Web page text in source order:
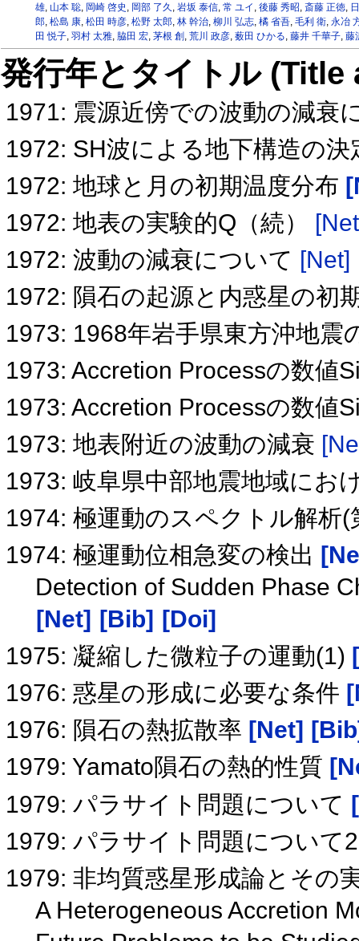
雄, 山本 聡, 岡崎 啓史 , 岡部 了久 , 岩坂 泰信, 常 ユイ , 後藤 秀昭, 斎藤 正徳,
郎, 松島 康, 松田 時彦, 松野 太郎, 林 幹治, 柳川 弘志, 橘 省吾, 毛利 衛, 永冶
田 悦子, 羽村 太雅, 脇田 宏, 茅根 創 , 荒川 政彦, 薮田 ひかる, 藤井 千華子, 藤
発行年とタイトル
1971: 震源近傍での波動の減衰
1972: SH波による地下構造の
1972: 地球と月の初期温度分布
1972: 地表の実験的Q（続）
1972: 波動の減衰について [Net]
1972: 隕石の起源と内惑星の初
1973: 1968年岩手県東方沖地震
1973: Accretion Processの数値
1973: Accretion Processの数値
1973: 地表附近の波動の減衰
1973: 岐阜県中部地震地域にお
1974: 極運動のスペクトル解析
1974: 極運動位相急変の検出
Detection of Sudden Phase
[Net]
[Bib]
[Doi]
1975: 凝縮した微粒子の運動(1)
1976: 惑星の形成に必要な条件
1976: 隕石の熱拡散率 [Net]
1979: Yamato隕石の熱的性質
1979: パラサイト問題について
1979: パラサイト問題について
1979: 非均質惑星形成論とその
A Heterogeneous Accretion